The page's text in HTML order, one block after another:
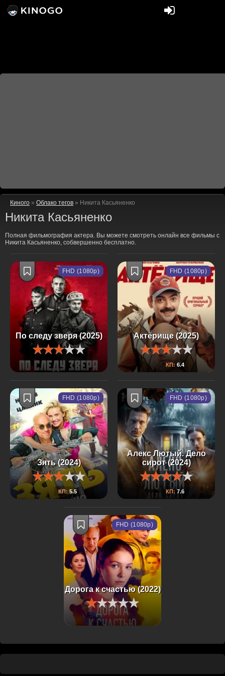
Киного » Облако тегов » Никита Касьяненко
Никита Касьяненко
Полная фильмография актера. Вы можете смотреть онлайн все фильмы с
Никита Касьяненко, собвершенно бесплатно.
По следу зверя (2025)
FHD (1080p)
Актёрище (2025)
КП: 6.4
FHD (1080p)
Зять (2024)
КП: 5.5
FHD (1080p)
Алекс Лютый. Дело
сирот (2024)
КП: 7.6
FHD (1080p)
Дорога к счастью (2022)
FHD (1080p)